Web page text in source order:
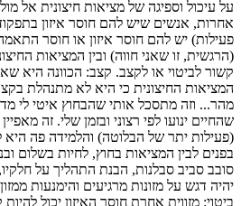
על עיכול וספיגה של מציאות חיצונית אל
אחרות, אנשים שיש להם חוסר איזון
פעילות) יש להם חוסר איזון או חוסר
(הרגשית, זו שאני חווה) ובין המציאות
קשור לביטוי או לקצב. קצב: הכוונה היא
המציאות החיצונית כי היא לא מתנהלת
מהר... וזה מתסכל אותי שהבחוץ איטי לי
שהחיים ינועו לפי רצוני ובזמן שלי. זה
(פעילות יתר של הבלוטה) והלמידה פה
בפנים לבין המציאות בחוץ, לחיות בשלום
סובב סביב סבלנות, הבנת התהליך על
יהיה דגש על מזונות מרגיעים והימנעות
ביטוי: מזווית אחרת חוסר האיזון יכול